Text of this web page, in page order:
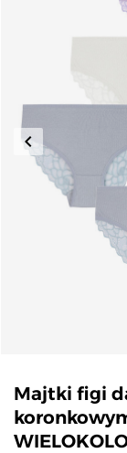
Poprzedni
keyboard_arrow_left
Majtki figi